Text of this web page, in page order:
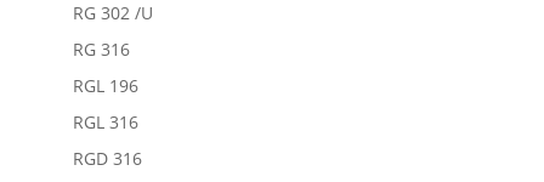
RG 302 /U
RG 316
RGL 196
RGL 316
RGD 316